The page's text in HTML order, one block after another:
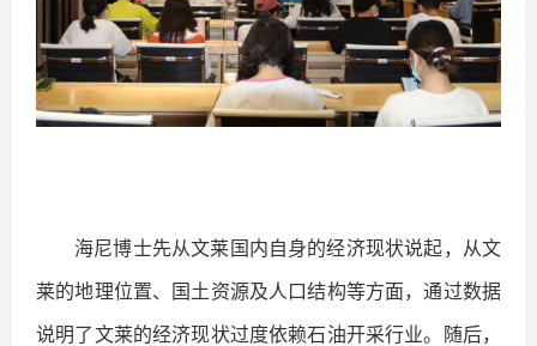
海尼博士先从文莱国内自身的经济现状说起，从文
莱的地理位置、国土资源及人口结构等方面，通过数据
说明了文莱的经济现状过度依赖石油开采行业。随后，